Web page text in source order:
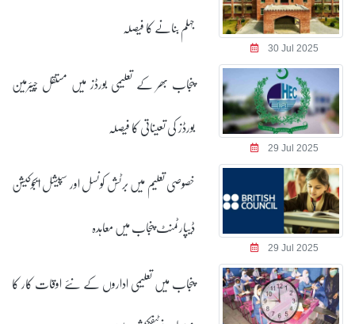
30 Jul 2025
جہلم بنانے کا فیصلہ
29 Jul 2025
پنجاب بھر کے تعلیمی بورڈز میں مستقل چیئرمین
بورڈز کی تعیناتی کا فیصلہ
29 Jul 2025
خصوصی تعلیم میں برٹش کونسل اور سپیشل ایجوکیشن
ڈیپارٹمنٹ پنجاب میں معاہدہ
پنجاب میں تعلیمی اداروں کے نئے اوقات کار کا